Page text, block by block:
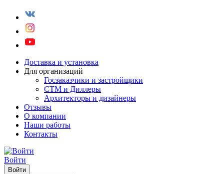
Доставка и установка
Для организаций
Госзаказчики и застройщики
СТМ и Диллеры
Архитекторы и дизайнеры
Отзывы
О компании
Наши работы
Контакты
Войти
Войти